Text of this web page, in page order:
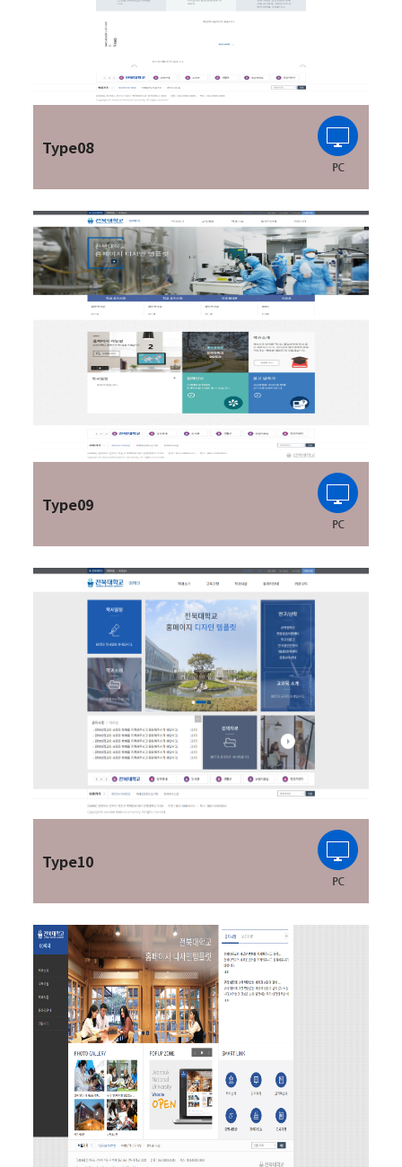
Type08
Type09
Type10